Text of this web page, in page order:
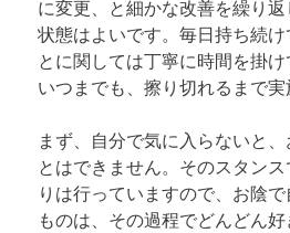
に変更、と細かな改善を繰り
状態はよいです。毎日持ち続
とに関しては丁寧に時間を掛け
いつまでも、擦り切れるまで実
まず、自分で気に入らないと
とはできません。そのスタンス
りは行っていますので、お陰
ものは、その過程でどんどん